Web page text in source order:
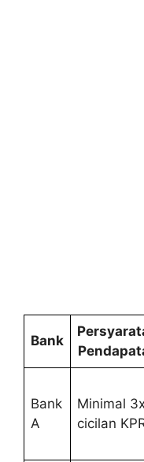
Bank
Bank
A
Minimal 3x
cicilan